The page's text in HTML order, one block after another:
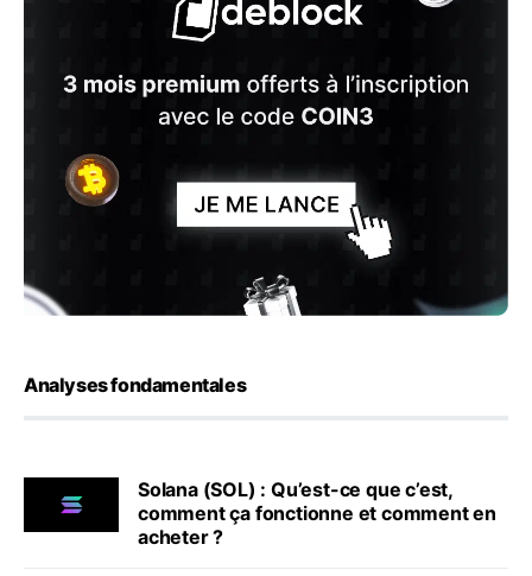
Analyses fondamentales
Solana (SOL) : Qu’est-ce que c’est,
comment ça fonctionne et comment en
acheter ?